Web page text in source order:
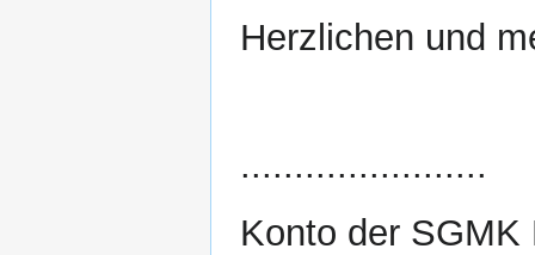
Herzlichen und
.......................
Konto der SGMK